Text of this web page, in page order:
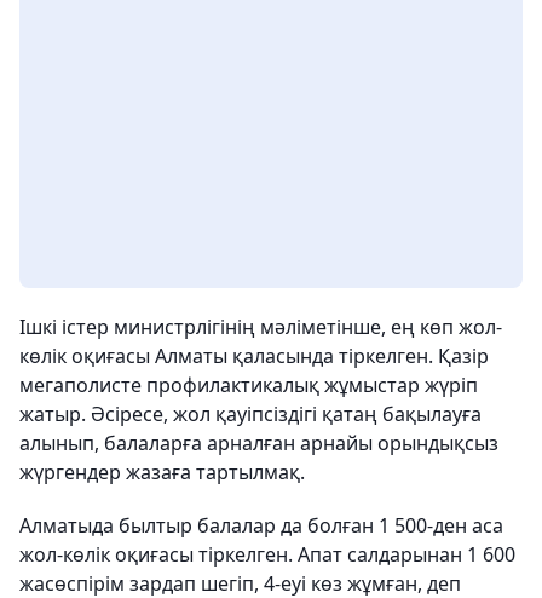
Ішкі істер министрлігінің мәліметінше, ең көп жол-
көлік оқиғасы Алматы қаласында тіркелген. Қазір
мегаполисте профилактикалық жұмыстар жүріп
жатыр. Әсіресе, жол қауіпсіздігі қатаң бақылауға
алынып, балаларға арналған арнайы орындықсыз
жүргендер жазаға тартылмақ.
Алматыда былтыр балалар да болған 1 500-ден аса
жол-көлік оқиғасы тіркелген. Апат салдарынан 1 600
жасөспірім зардап шегіп, 4-еуі көз жұмған, деп